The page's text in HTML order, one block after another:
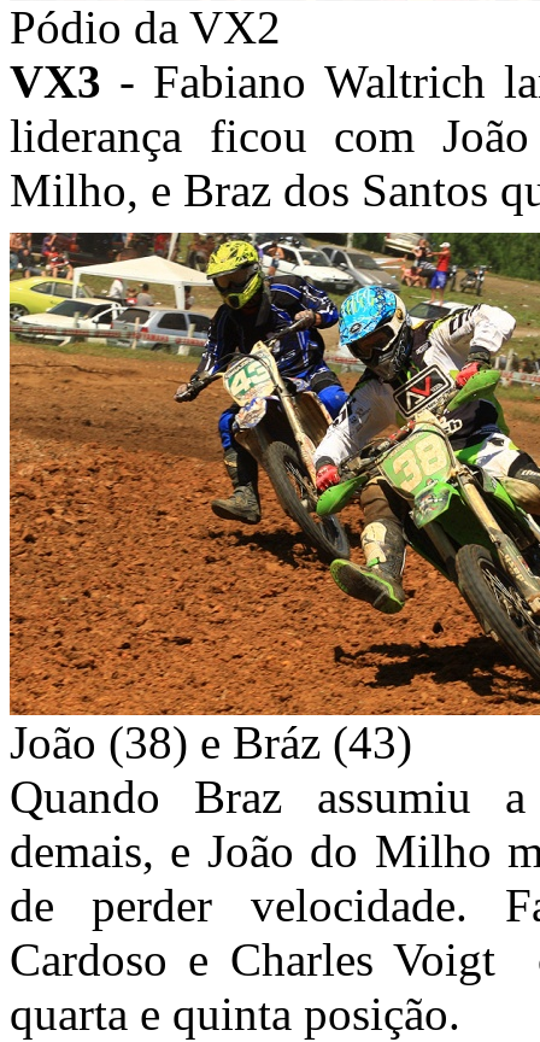
Pódio da VX2
VX3 - Fabiano Waltrich
liderança ficou com
Milho, e Braz dos Santos
João (38) e Bráz (43)
Quando Braz assumiu
demais, e João do Milho
de perder velocidade.
Cardoso e Charles Voigt
quarta e quinta posição.